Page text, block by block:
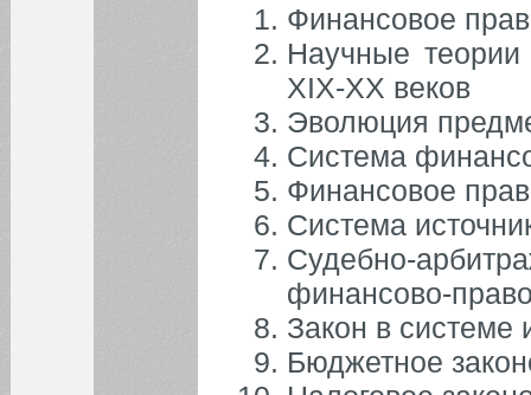
Финансовое
Научные
XIX-XX веков
Эволюция
Система
Финансовое
Система
Судебно-
финансово-
Закон в системе
Бюджетное